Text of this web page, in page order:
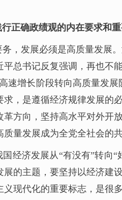
正确政绩观的内在要求和
，发展必须是高质量发展
总书记反复强调，再也不
速增长阶段转向高质量发
，是遵循经济规律发展的
方向，坚持高水平对外开
量发展成为全党全社会的
经济发展从“有没有”转向
的主题，要坚持以经济建
现代化的重要标志，是很